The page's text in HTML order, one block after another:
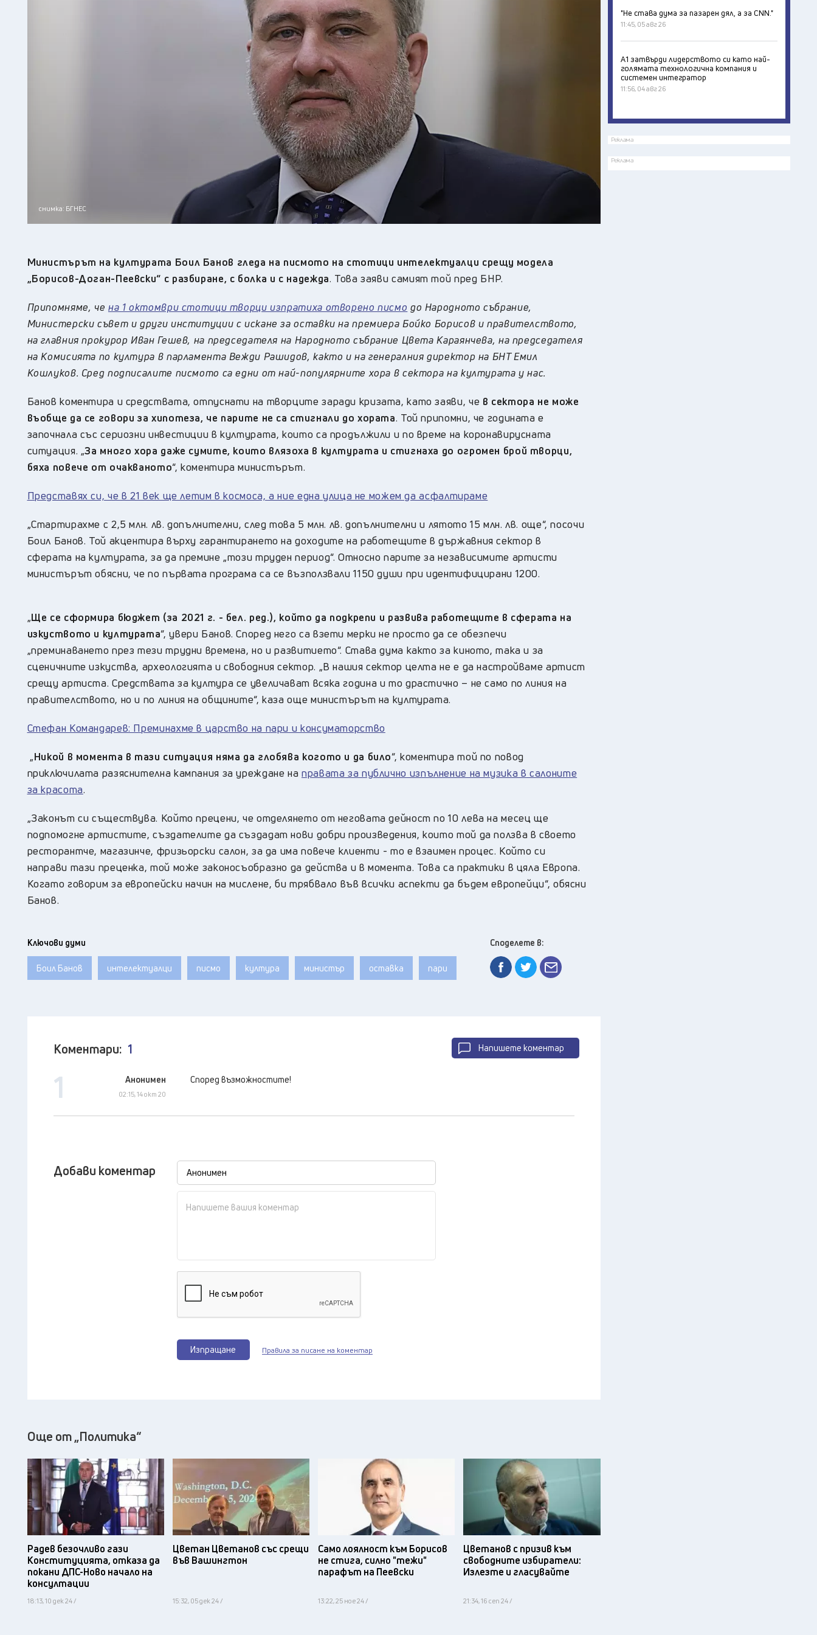
Перник, 32°C
Плевен 35°C
Пловдив, 34°C
Разград , 32°C
Русе, 34°C
Силистра, 34°C
Сливен, 31°C
Смолян, 25°C
София, 32°C
Стара Загора, 33°C
Търговище , 32°C
Хасково, 32°C
Шумен , 32°C
Ямбол, 32°C
снимка: БГНЕС
Министърът на културата Боил Банов гледа на писмото на стотици интелектуалци срещу модела
„Борисов-Доган-Пеевски“ с разбиране, с болка и с надежда. Това заяви самият той пред БНР.
Припомняме, че на 1 октомври стотици творци изпратиха отворено писмо до Народното събрание,
Министерски съвет и други институции с искане за оставки на премиера Бойко Борисов и правителството,
на главния прокурор Иван Гешев, на председателя на Народното събрание Цвета Караянчева, на председателя
на Комисията по култура в парламента Вежди Рашидов, както и на генералния директор на БНТ Емил
Кошлуков. Сред подписалите писмото са едни от най-популярните хора в сектора на културата у нас.
Банов коментира и средствата, отпуснати на творците заради кризата, като заяви, че в сектора не може
въобще да се говори за хипотеза, че парите не са стигнали до хората. Той припомни, че годината е
започнала със сериозни инвестиции в културата, които са продължили и по време на коронавирусната
ситуация. „За много хора даже сумите, които влязоха в културата и стигнаха до огромен брой творци,
бяха повече от очакваното“, коментира министърът.
Представях си, че в 21 век ще летим в космоса, а ние една улица не можем да асфалтираме
„Стартирахме с 2,5 млн. лв. допълнителни, след това 5 млн. лв. допълнителни и лятото 15 млн. лв. още“, посочи
Боил Банов. Той акцентира върху гарантирането на доходите на работещите в държавния сектор в
сферата на културата, за да премине „този труден период“. Относно парите за независимите артисти
министърът обясни, че по първата програма са се възползвали 1150 души при идентифицирани 1200.
„Ще се сформира бюджет (за 2021 г. - бел. ред.), който да подкрепи и развива работещите в сферата на
изкуството и културата“, увери Банов. Според него са взети мерки не просто да се обезпечи
„преминаването през тези трудни времена, но и развитието“. Става дума както за киното, така и за
сценичните изкуства, археологията и свободния сектор. „В нашия сектор целта не е да настройваме артист
срещу артиста. Средствата за култура се увеличават всяка година и то драстично – не само по линия на
правителството, но и по линия на общините“, каза още министърът на културата.
Стефан Командарев: Преминахме в царство на пари и консуматорство
„Никой в момента в тази ситуация няма да глобява когото и да било“, коментира той по повод
приключилата разяснителна кампания за уреждане направата за публично изпълнение на музика в салоните
за красота.
„Законът си съществува. Който прецени, че отделянето от неговата дейност по 10 лева на месец ще
подпомогне артистите, създателите да създадат нови добри произведения, които той да ползва в своето
ресторантче, магазинче, фризьорски салон, за да има повече клиенти - то е взаимен процес. Който си
направи тази преценка, той може законосъобразно да действа и в момента. Това са практики в цяла Европа.
Когато говорим за европейски начин на мислене, би трябвало във всички аспекти да бъдем европейци“, обясни
Банов.
Ключови думи
Боил Банов интелектуалци писмо култура министър оставка пари
Споделете в:
Напишете коментар
Коментари: 1
1 Анонимен
02:15, 14 окт 20
Според възможностите!
Добави коментар
Изпращане Правила за писане на коментар
Още от „Политика“
Радев безочливо гази
Конституцията, отказа да
покани ДПС-Ново начало на
консултации
18:13, 10 дек 24 /
Цветан Цветанов със срещи
във Вашингтон
15:32, 05 дек 24 /
Само лоялност към Борисов
не стига, силно "тежи"
парафът на Пеевски
13:22, 25 ное 24 /
Цветанов с призив към
свободните избиратели:
Излезте и гласувайте
21:34, 16 сеп 24 /
"Не става дума за пазарен дял, а за CNN."
11:45, 05 авг 26
А1 затвърди лидерството си като най-
голямата технологична компания и
системен интегратор
11:56, 04 авг 26
Реклама
Реклама